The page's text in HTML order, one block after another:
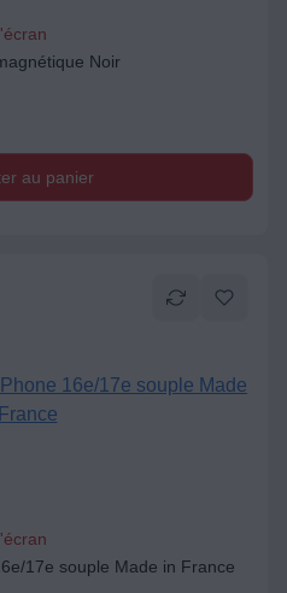
Noir
au panier
17e souple Made in France